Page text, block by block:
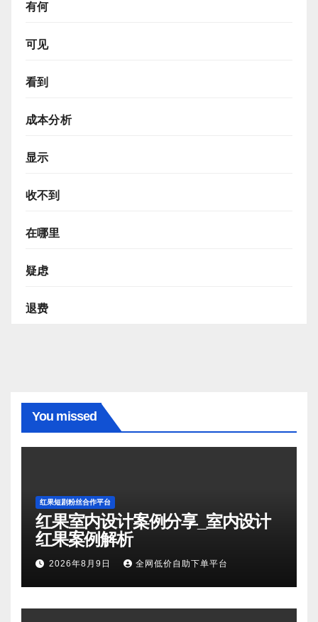
有何
可见
看到
成本分析
显示
收不到
在哪里
疑虑
退费
You missed
红果短剧粉丝合作平台
红果室内设计案例分享_室内设计
红果案例解析
2026年8月9日 全网低价自助下单平台